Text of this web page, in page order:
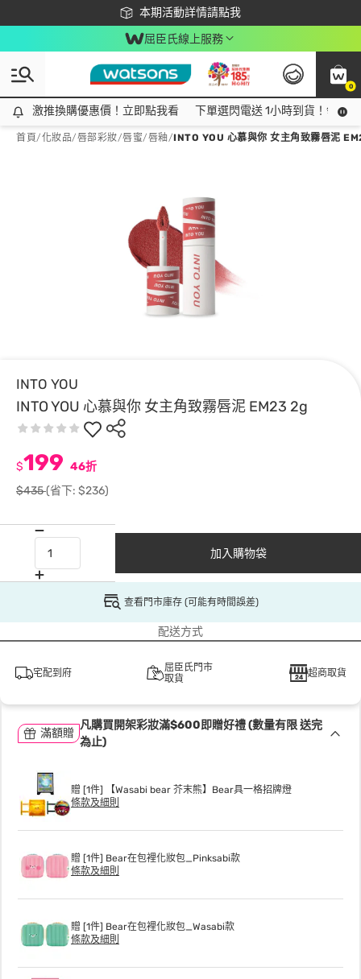
本期活動詳情請點我
下載app最高回饋$350
屈臣氏線上服務
0
激推換購優惠價！立即點我看
激推換購優惠價！立即點我看 下單選閃電送 1小時到貨！領神
首頁/化妝品/唇部彩妝/唇蜜/唇釉/INTO YOU 心慕與你 女主角致霧唇泥
INTO YOU
INTO YOU 心慕與你 女主角致霧唇泥 EM23 2g
$199 46折
$435(省下: $236)
加入購物袋
查看門市庫存 (可能有時間誤差)
配送方式
宅配到府
屈臣氏門市
取貨
超商取貨
滿額贈
凡購買開架彩妝滿$600即贈好禮 (數量有限 送完
為止)
贈 [1件] 【Wasabi bear 芥末熊】Bear具一格招牌燈
條款及細則
贈 [1件] Bear在包裡化妝包_Pinksabi款
條款及細則
贈 [1件] Bear在包裡化妝包_Wasabi款
條款及細則